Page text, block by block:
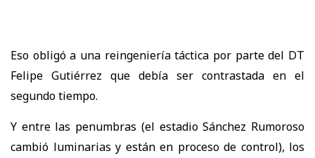
Eso obligó a una reingeniería táctica por parte del DT
Felipe Gutiérrez que debía ser contrastada en el
segundo tiempo.
Y entre las penumbras (el estadio Sánchez Rumoroso
cambió luminarias y están en proceso de control), los